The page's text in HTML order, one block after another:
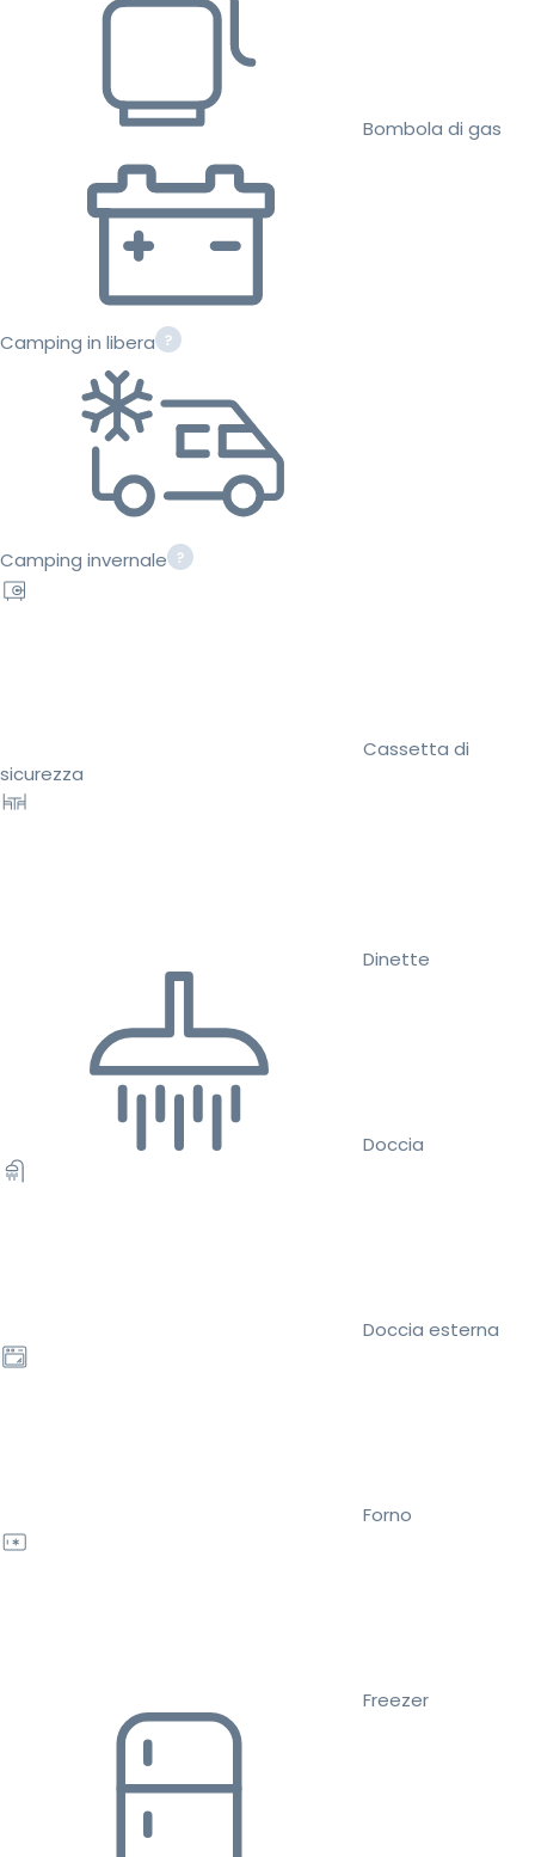
Bombola di gas
Camping in libera
Camping invernale
Cassetta di
sicurezza
Dinette
Doccia
Doccia esterna
Forno
Freezer